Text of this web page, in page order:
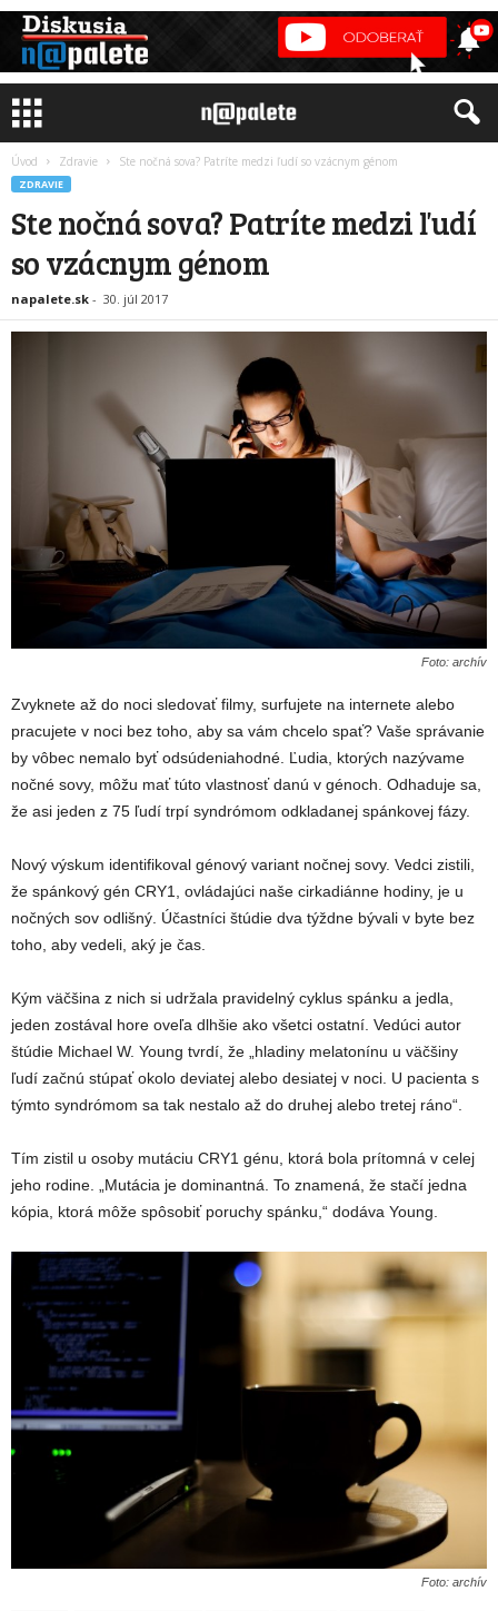
Úvod Zdravie Ste nočná sova? Patríte medzi ľudí so vzácnym génom
ZDRAVIE
Ste nočná sova? Patríte medzi ľudí
so vzácnym génom
napalete.sk - 30. júl 2017
Foto: archív
Zvyknete až do noci sledovať filmy, surfujete na internete alebo
pracujete v noci bez toho, aby sa vám chcelo spať? Vaše správanie
by vôbec nemalo byť odsúdeniahodné. Ľudia, ktorých nazývame
nočné sovy, môžu mať túto vlastnosť danú v génoch. Odhaduje sa,
že asi jeden z 75 ľudí trpí syndrómom odkladanej spánkovej fázy.
Nový výskum identifikoval génový variant nočnej sovy. Vedci zistili,
že spánkový gén CRY1, ovládajúci naše cirkadiánne hodiny, je u
nočných sov odlišný. Účastníci štúdie dva týždne bývali v byte bez
toho, aby vedeli, aký je čas.
Kým väčšina z nich si udržala pravidelný cyklus spánku a jedla,
jeden zostával hore oveľa dlhšie ako všetci ostatní. Vedúci autor
štúdie Michael W. Young tvrdí, že „hladiny melatonínu u väčšiny
ľudí začnú stúpať okolo deviatej alebo desiatej v noci. U pacienta s
týmto syndrómom sa tak nestalo až do druhej alebo tretej ráno“.
Tím zistil u osoby mutáciu CRY1 génu, ktorá bola prítomná v celej
jeho rodine. „Mutácia je dominantná. To znamená, že stačí jedna
kópia, ktorá môže spôsobiť poruchy spánku,“ dodáva Young.
Foto: archív